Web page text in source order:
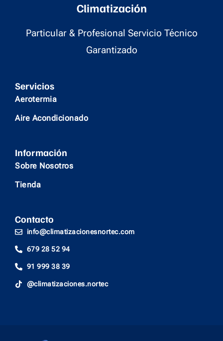
Climatización
Particular & Profesional Servicio Técnico
Garantizado
Servicios
Aerotermia
Aire Acondicionado
Información
Sobre Nosotros
Tienda
Contacto
info@climatizacionesnortec.com
679 28 52 94
91 999 38 39
@climatizaciones.nortec